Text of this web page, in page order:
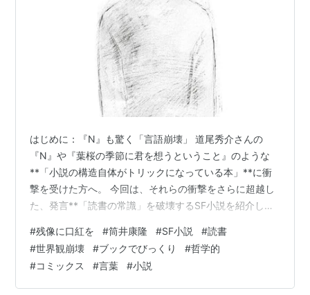
はじめに：『N』も驚く「言語崩壊」 道尾秀介さんの
『N』や『葉桜の季節に君を想うということ』のような
**「小説の構造自体がトリックになっている本」**に衝
撃を受けた方へ。 今回は、それらの衝撃をさらに超越し
た、発言**「読書の常識」を破壊するSF小説を紹介しま
を』**です。 これは、全くの物語ではありません。読者
自身が日本語の崩壊を体験する、唯一無二のフィクショ
ンなのです。 🤯 小説から「あ」の文字が消えていく こ
の物語は、ごく普通の小説として始まります。ところ
#残像に口紅を #筒井康隆 #SF小説 #読書
#世界観崩壊 #ブックでびっくり #哲学的
#コミックス #言葉 #小説